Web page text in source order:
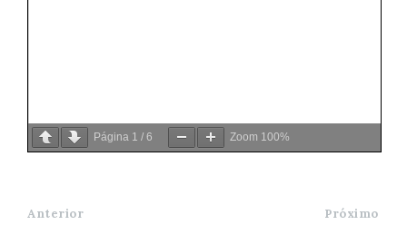
Página 1 / 6 Zoom 100%
Anterior Próximo